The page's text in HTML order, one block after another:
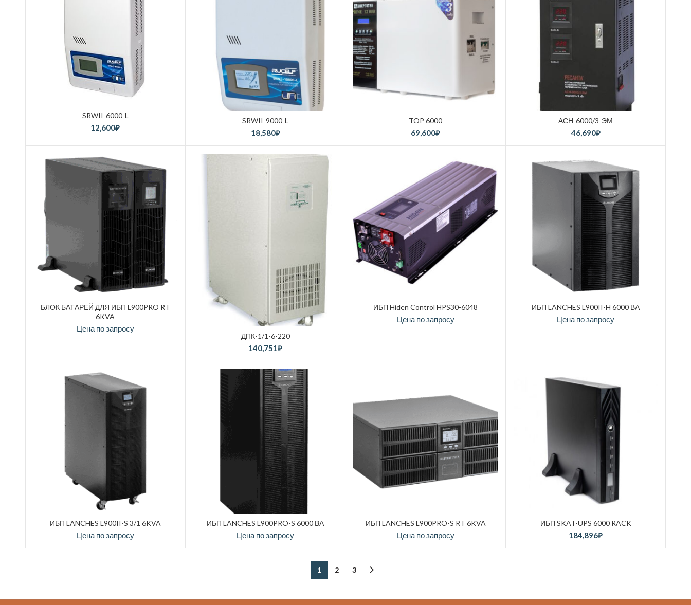
SRWII-6000-L
12,600₽
SRWII-9000-L
18,580₽
TOP 6000
69,600₽
АСН-6000/3-ЭМ
46,690₽
БЛОК БАТАРЕЙ ДЛЯ ИБП L900PRO RT
6KVA
Цена по запросу
ДПК-1/1-6-220
140,751₽
ИБП Hiden Control HPS30-6048
Цена по запросу
ИБП LANCHES L900II-H 6000 ВА
Цена по запросу
ИБП LANCHES L900II-S 3/1 6KVA
Цена по запросу
ИБП LANCHES L900PRO-S 6000 ВА
Цена по запросу
ИБП LANCHES L900PRO-S RT 6KVA
Цена по запросу
ИБП SKAT-UPS 6000 RACK
184,896₽
1 2 3